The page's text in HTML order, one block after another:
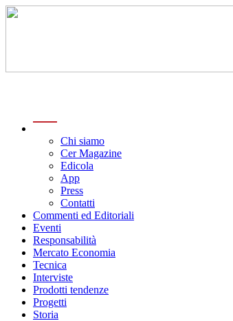
Chi siamo
Cer Magazine
Edicola
App
Press
Contatti
Commenti ed Editoriali
Eventi
Responsabilità
Mercato Economia
Tecnica
Interviste
Prodotti tendenze
Progetti
Storia